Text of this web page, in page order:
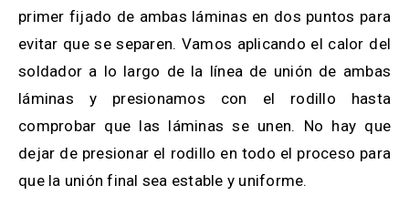
primer fijado de ambas láminas en dos puntos para
evitar que se separen. Vamos aplicando el calor del
soldador a lo largo de la línea de unión de ambas
láminas y presionamos con el rodillo hasta
comprobar que las láminas se unen. No hay que
dejar de presionar el rodillo en todo el proceso para
que la unión final sea estable y uniforme.